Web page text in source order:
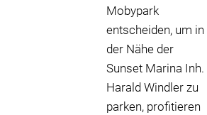
Mobypark
entscheiden, um in
der Nähe der
Sunset Marina Inh.
Harald Windler zu
parken, profitieren